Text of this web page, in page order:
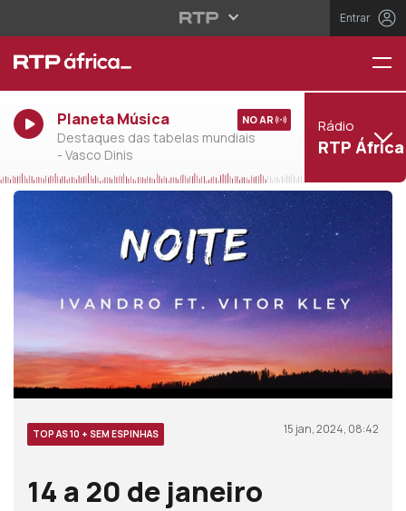
Entrar
Planeta Música
Destaques das tabelas mundiais
- Vasco Dinis
NO AR Rádio
RTP África
TOP AS 10 + SEM ESPINHAS 15 jan, 2024, 08:42
14 a 20 de janeiro